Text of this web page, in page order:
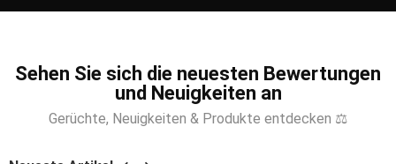
Sehen Sie sich die neuesten Bewertungen
und Neuigkeiten an
Gerüchte, Neuigkeiten & Produkte entdecken ⚖